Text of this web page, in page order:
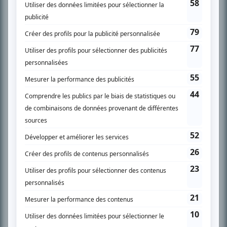
SUR LE RÉSEAU BIZZ MÉDIA
PLAN DU SITE
Accueil
Liste des oeuvres
Recherche avancée
À propos
Nous contacter
Termes et conditions
Politique de confidentialité
Gestion du consentement